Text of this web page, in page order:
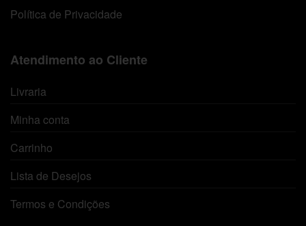
Política de Privacidade
Atendimento ao Cliente
Livraria
Minha conta
Carrinho
Lista de Desejos
Termos e Condições